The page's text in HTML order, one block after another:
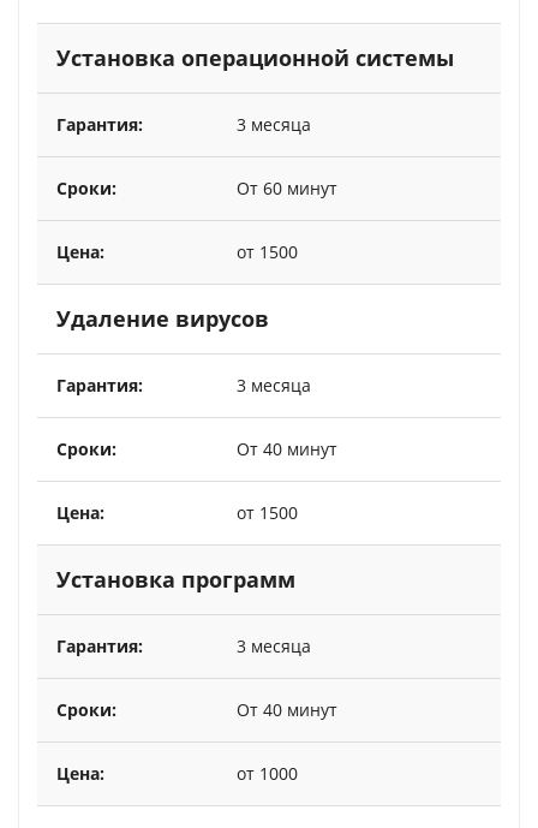
Установка операционной системы
3 месяца
От 60 минут
от 1500
Удаление вирусов
3 месяца
От 40 минут
от 1500
Установка программ
3 месяца
От 40 минут
от 1000